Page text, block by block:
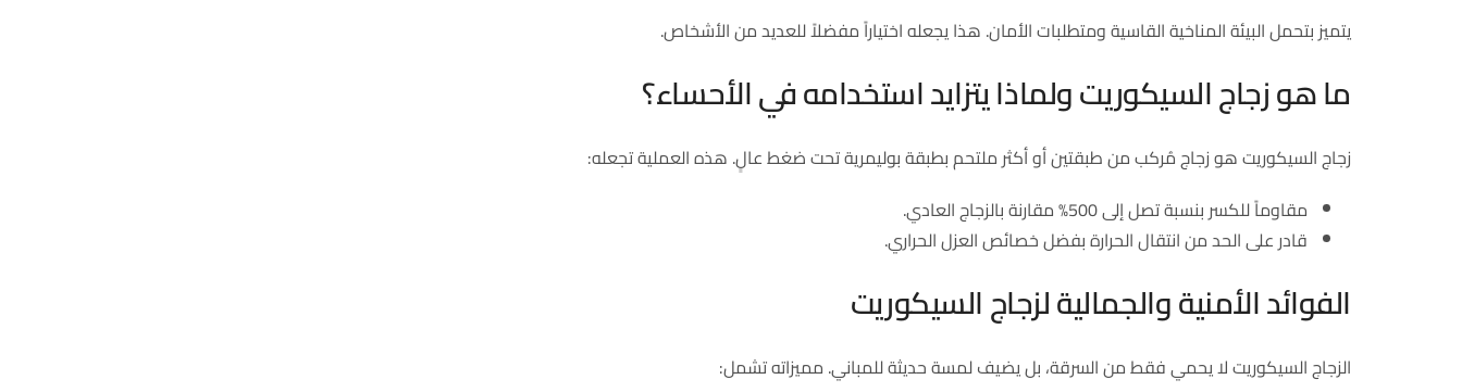
يتميز بتحمل البيئة المناخية القاسية ومتطلبات الأمان. هذا يجعله اختياراً مفضلاً للعديد من الأشخاص.
ما هو زجاج السيكوريت ولماذا يتزايد استخدامه في الأحساء؟
زجاج السيكوريت هو زجاج مُركب من طبقتين أو أكثر ملتحم بطبقة بوليمرية تحت ضغط عالٍ. هذه العملية تجعله:
مقاوماً للكسر بنسبة تصل إلى 500% مقارنة بالزجاج العادي.
قادر على الحد من انتقال الحرارة بفضل خصائص العزل الحراري.
الفوائد الأمنية والجمالية لزجاج السيكوريت
الزجاج السيكوريت لا يحمي فقط من السرقة، بل يضيف لمسة حديثة للمباني. مميزاته تشمل: